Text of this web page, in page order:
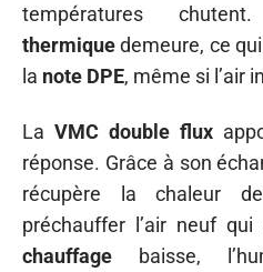
températures
thermiquedemeure, ce
la note DPE, même si l’air
La VMC double flux
réponse. Grâce à son
récupère la chaleur
préchauffer l’air neuf
chauffage baisse,